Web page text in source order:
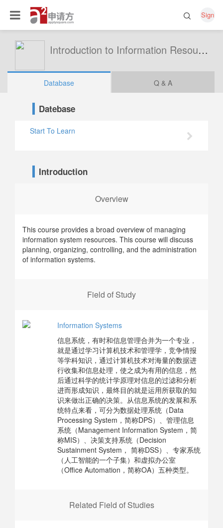
Sign
Introduction to Information Resource Management
Database Q & A
Datebase
Start To Learn
Introduction
Overview
This course provides a broad overview of managing
information system resources. This course will discuss
planning, organizing, controlling, and the administration
of information systems.
Field of Study
Information Systems
信息系统，有时和信息管理合并为一个专业，
就是通过学习计算机技术和管理学，竞争情报
等学科知识，通过计算机技术对海量的数据进
行收集和信息处理，使之成为有用的信息，然
后通过科学的统计学原理对信息的过滤和分析
进而形成知识，最终目的就是运用所获取的知
识来做出正确的决策。从信息系统的发展和系
统特点来看，可分为数据处理系统（Data
Processing System，简称DPS）、管理信息
系统（Management Information System，简
称MIS）、决策支持系统（Decision
Sustainment System， 简称DSS）、专家系统
（人工智能的一个子集）和虚拟办公室
（Office Automation，简称OA）五种类型。
Related Field of Studies